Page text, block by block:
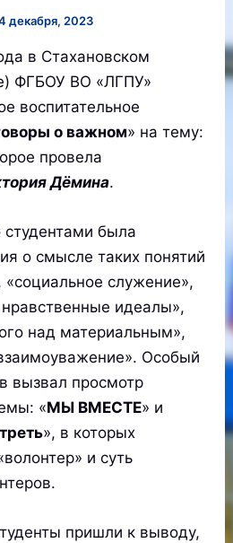
декабря, 2023
в Стахановском
ФГБОУ ВО «ЛГПУ»
воспитательное
о важном» на тему:
провела
Дёмина.
была
о смысле таких понятий
«социальное служение»,
идеалы»,
над материальным»,
Особый
вызвал просмотр
«МЫ ВМЕСТЕ» и
», в которых
и суть
пришли к выводу,